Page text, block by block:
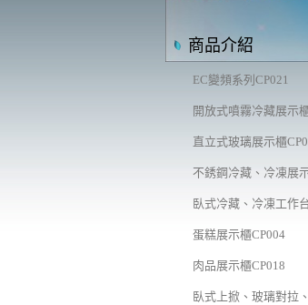
商品介紹
EC變頻系列CP021
開放式噴霧冷藏展示
直立式玻璃展示櫃
不銹鋼冷藏、冷凍展
臥式冷藏、冷凍工作
蛋糕展示櫃CP004
肉品展示櫃CP018
臥式上掀、玻璃對拉